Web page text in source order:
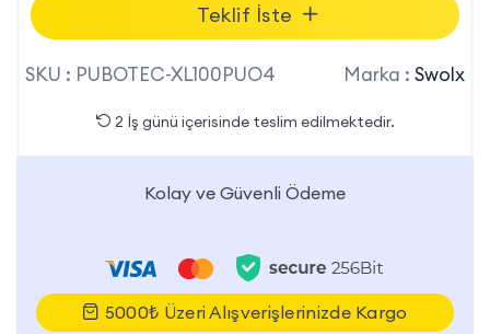
Teklif İste
SKU : PUBOTEC-XL100PUO4 Marka : Swolx
2 İş günü içerisinde teslim edilmektedir.
Kolay ve Güvenli Ödeme
5000₺ Üzeri Alışverişlerinizde Kargo